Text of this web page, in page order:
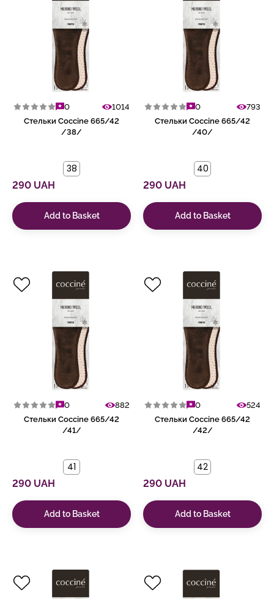
0
1014
Стельки Coccine 665/42
/38/
38
290 UAH
Add to Basket
0
793
Стельки Coccine 665/42
/40/
40
290 UAH
Add to Basket
0
882
Стельки Coccine 665/42
/41/
41
290 UAH
Add to Basket
0
524
Стельки Coccine 665/42
/42/
42
290 UAH
Add to Basket